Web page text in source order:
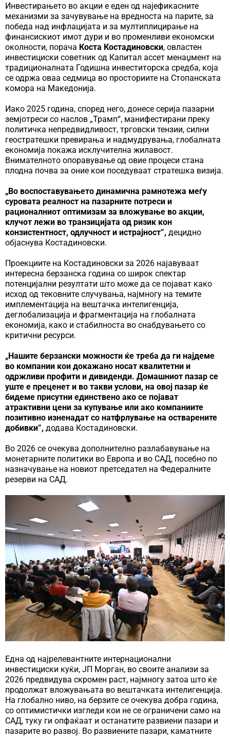
Инвестирањето во акции е еден од најефикасните
механизми за зачувување на вредноста на парите, за
победа над инфлацијата и за мултиплицирање на
финансискиот имот дури и во променливи економски
околности, порача Коста Костадиновски, овластен
инвестициски советник од Капитал ассет менаџмент на
традиционалната Годишна инвеститорска средба, која
се одржа оваа седмица во просториите на Стопанската
комора на Македонија.
Иако 2025 година, според него, донесе серија пазарни
земјотреси со наслов „Трамп“, манифестирани преку
политичка непредвидливост, трговски тензии, силни
геостратешки превирања и надмудрувања, глобалната
економија покажа исклучителна жилавост.
Внимателното опоравување од овие процеси стана
плодна почва за оние кои поседуваат стратешка визија.
„Во воспоставувањето динамична рамнотежа меѓу
суровата реалност на пазарните потреси и
рационалниот оптимизам за вложување во акции,
клучот лежи во транзицијата од ризик кон
конзистентност, одлучност и истрајност”, децидно
објаснува Костадиновски.
Проекциите на Костадиновски за 2026 најавуваат
интересна берзанска година со широк спектар
потенцијални резултати што може да се појават како
исход од тековните случувања, најмногу на темите
имплементација на вештачка интелигенција,
деглобализација и фрагментација на глобалната
економија, како и стабилноста во снабдувањето со
критични ресурси.
„Нашите берзански можности ќе треба да ги најдеме
во компании кои докажано носат квалитетни и
одржливи профити и дивиденди. Домашниот пазар се
уште е преценет и во такви услови, на овој пазар ќе
бидеме присутни единствено ако се појават
атрактивни цени за купување или ако компаниите
позитивно изненадат со натфрлување на остварените
добивки”, додава Костадиновски.
Во 2026 се очекува дополнително разлабавување на
монетарните политики во Европа и во САД, посебно по
назначување на новиот претседател на Федералните
резерви на САД.
Една од најрелевантните интернационални
инвестициски куќи, ЈП Морган, во своите анализи за
2026 предвидува скромен раст, најмногу затоа што ќе
продолжат вложувањата во вештачката интелигенција.
На глобално ниво, на берзите се очекува добра година,
со оптимистички изгледи кои не се ограничени само на
САД, туку ги опфаќаат и останатите развиени пазари и
пазарите во развој. Во развиените пазари, каматните